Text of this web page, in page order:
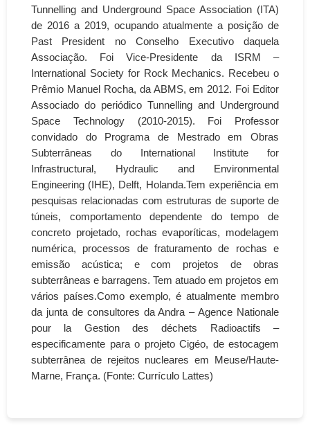
Tunnelling and Underground Space Association (ITA)
de 2016 a 2019, ocupando atualmente a posição de
Past President no Conselho Executivo daquela
Associação. Foi Vice-Presidente da ISRM –
International Society for Rock Mechanics. Recebeu o
Prêmio Manuel Rocha, da ABMS, em 2012. Foi Editor
Associado do periódico Tunnelling and Underground
Space Technology (2010-2015). Foi Professor
convidado do Programa de Mestrado em Obras
Subterrâneas do International Institute for
Infrastructural, Hydraulic and Environmental
Engineering (IHE), Delft, Holanda.Tem experiência em
pesquisas relacionadas com estruturas de suporte de
túneis, comportamento dependente do tempo de
concreto projetado, rochas evaporíticas, modelagem
numérica, processos de fraturamento de rochas e
emissão acústica; e com projetos de obras
subterrâneas e barragens. Tem atuado em projetos em
vários países.Como exemplo, é atualmente membro
da junta de consultores da Andra – Agence Nationale
pour la Gestion des déchets Radioactifs –
especificamente para o projeto Cigéo, de estocagem
subterrânea de rejeitos nucleares em Meuse/Haute-
Marne, França. (Fonte: Currículo Lattes)